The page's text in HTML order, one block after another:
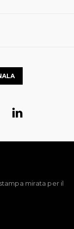
mirata per il